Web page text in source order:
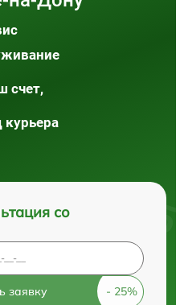
счет,
со
заявку